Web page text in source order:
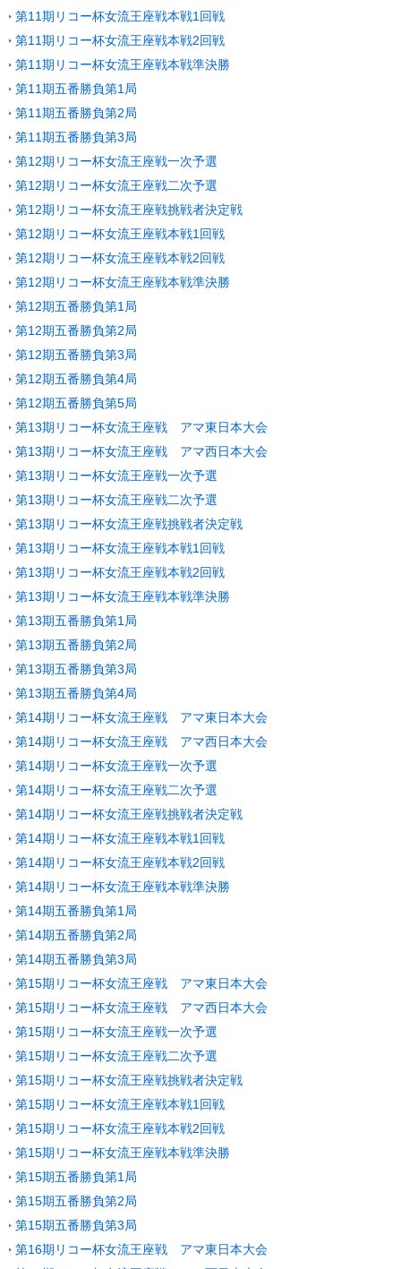
第11期リコー杯女流王座戦本戦1回戦
第11期リコー杯女流王座戦本戦2回戦
第11期リコー杯女流王座戦本戦準決勝
第11期五番勝負第1局
第11期五番勝負第2局
第11期五番勝負第3局
第12期リコー杯女流王座戦一次予選
第12期リコー杯女流王座戦二次予選
第12期リコー杯女流王座戦挑戦者決定戦
第12期リコー杯女流王座戦本戦1回戦
第12期リコー杯女流王座戦本戦2回戦
第12期リコー杯女流王座戦本戦準決勝
第12期五番勝負第1局
第12期五番勝負第2局
第12期五番勝負第3局
第12期五番勝負第4局
第12期五番勝負第5局
第13期リコー杯女流王座戦 アマ東日本大会
第13期リコー杯女流王座戦 アマ西日本大会
第13期リコー杯女流王座戦一次予選
第13期リコー杯女流王座戦二次予選
第13期リコー杯女流王座戦挑戦者決定戦
第13期リコー杯女流王座戦本戦1回戦
第13期リコー杯女流王座戦本戦2回戦
第13期リコー杯女流王座戦本戦準決勝
第13期五番勝負第1局
第13期五番勝負第2局
第13期五番勝負第3局
第13期五番勝負第4局
第14期リコー杯女流王座戦 アマ東日本大会
第14期リコー杯女流王座戦 アマ西日本大会
第14期リコー杯女流王座戦一次予選
第14期リコー杯女流王座戦二次予選
第14期リコー杯女流王座戦挑戦者決定戦
第14期リコー杯女流王座戦本戦1回戦
第14期リコー杯女流王座戦本戦2回戦
第14期リコー杯女流王座戦本戦準決勝
第14期五番勝負第1局
第14期五番勝負第2局
第14期五番勝負第3局
第15期リコー杯女流王座戦 アマ東日本大会
第15期リコー杯女流王座戦 アマ西日本大会
第15期リコー杯女流王座戦一次予選
第15期リコー杯女流王座戦二次予選
第15期リコー杯女流王座戦挑戦者決定戦
第15期リコー杯女流王座戦本戦1回戦
第15期リコー杯女流王座戦本戦2回戦
第15期リコー杯女流王座戦本戦準決勝
第15期五番勝負第1局
第15期五番勝負第2局
第15期五番勝負第3局
第16期リコー杯女流王座戦 アマ東日本大会